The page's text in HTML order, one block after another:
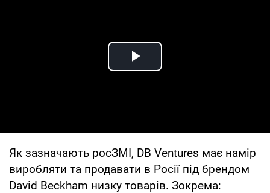
Play Video
Як зазначають росЗМІ, DB Ventures має намір
виробляти та продавати в Росії під брендом
David Beckham низку товарів. Зокрема: